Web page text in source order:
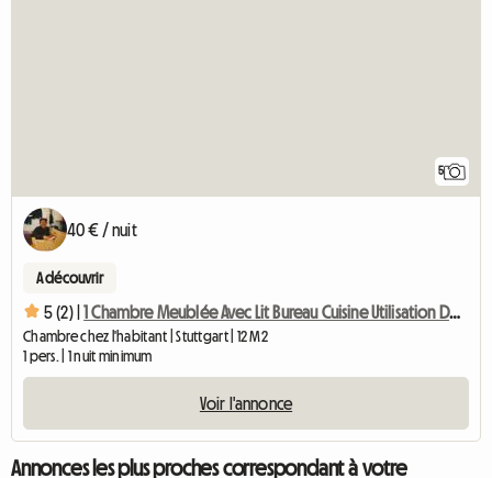
5
40 € / nuit
A découvrir
5 (2) | 1 Chambre Meublée Avec Lit Bureau Cuisine Utilisation De La Salle De Bain
Chambre chez l'habitant | Stuttgart | 12 M2
1 pers. | 1 nuit minimum
Voir l'annonce
Annonces les plus proches correspondant à votre